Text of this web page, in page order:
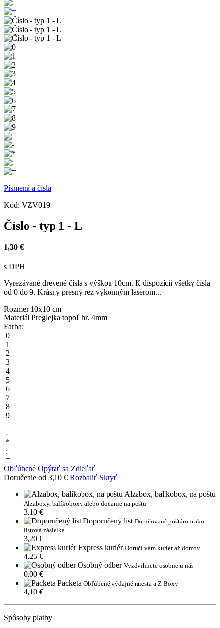
Písmená a čísla
Kód: VZV019
Číslo - typ 1 - L
1,30 €
s DPH
Vyrezávané drevené čísla s výškou 10cm. K dispozícii všetky čísla
od 0 do 9. Krásny presný rez výkonným laserom...
Rozmer 10x10 cm
Materiál Preglejka topoľ hr. 4mm
Farba:
0
1
2
3
4
5
6
7
8
9
+
-
*
:
=
Obľúbené Opýtať sa Zdieľať
Doručenie od 3,10 € Rozbaliť Skryť
Alzabox, balíkobox, na poštu
Alzaboxy, balíkoboxy alebo dodanie na poštu
3,10 €
Doporučený list Doručované poštárom ako
listová zásielka
3,20 €
Express kuriér Doručí vám kuriér až domov
4,25 €
Osobný odber Vyzdvihnete osobne u nás
0,00 €
Packeta Obľúbené výdajné miesta a Z-Boxy
4,10 €
Spôsoby platby